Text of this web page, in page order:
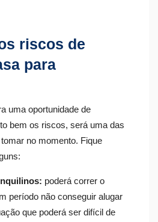
riscos de
para
uma oportunidade de
bem os riscos, será uma das
no momento. Fique
poderá correr o
período não conseguir alugar
que poderá ser difícil de